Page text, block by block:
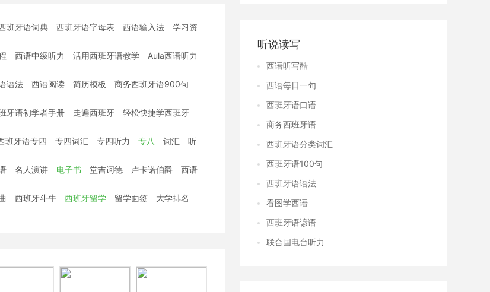
班牙语词典 西班牙语字母表 西语输入法
学习资
西语中级听力 活用西班牙语教学
Aula西语听力
语法 西语阅读 简历模板
商务西班牙语900句
牙语初学者手册 走遍西班牙
轻松快捷学西班牙
班牙语专四 专四词汇 专四听力 专八 词汇
听
名人演讲 电子书 堂吉诃德 卢卡诺伯爵
西语
西班牙斗牛 西班牙留学 留学面签
大学排名
听说读写
西语听写酷
西语每日一句
西班牙语口语
商务西班牙语
西班牙语分类词汇
西班牙语100句
西班牙语语法
看图学西语
西班牙语谚语
联合国电台听力